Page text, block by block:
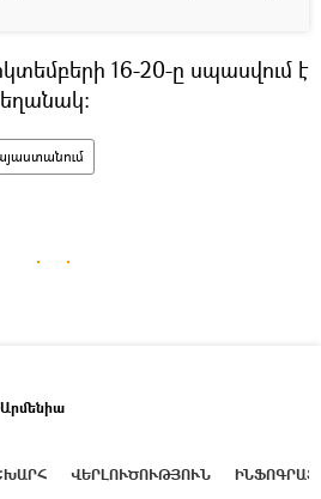
16-20-ը սպասվում է
Արմենիա
ՎԵՐԼՈՒԾՈՒԹՅՈՒՆ